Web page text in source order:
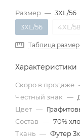
Размер — 3XL/56
3XL/56
4XL/58
Таблица
Характеристики
Скоро в продаже
Честный знак —
Цвет —
Состав — 70%
Ткань — Футер